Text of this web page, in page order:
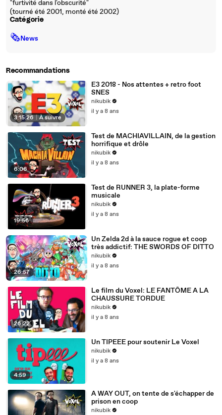
"furtivité dans l'obscurité"
(tourné été 2001, monté été 2002)
Catégorie
🗞News
Recommandations
3:15:26 À suivre
E3 2018 - Nos attentes + retro foot
SNES
nikubik
il y a 8 ans
6:06
Test de MACHIAVILLAIN, de la gestion
horrifique et drôle
nikubik
il y a 8 ans
19:56
Test de RUNNER 3, la plate-forme
musicale
nikubik
il y a 8 ans
26:57
Un Zelda 2d à la sauce rogue et coop
très addictif: THE SWORDS OF DITTO
nikubik
il y a 8 ans
26:22
Le film du Voxel: LE FANTÔME A LA
CHAUSSURE TORDUE
nikubik
il y a 8 ans
4:59
Un TIPEEE pour soutenir Le Voxel
nikubik
il y a 8 ans
A WAY OUT, on tente de s'échapper de
prison en coop
nikubik